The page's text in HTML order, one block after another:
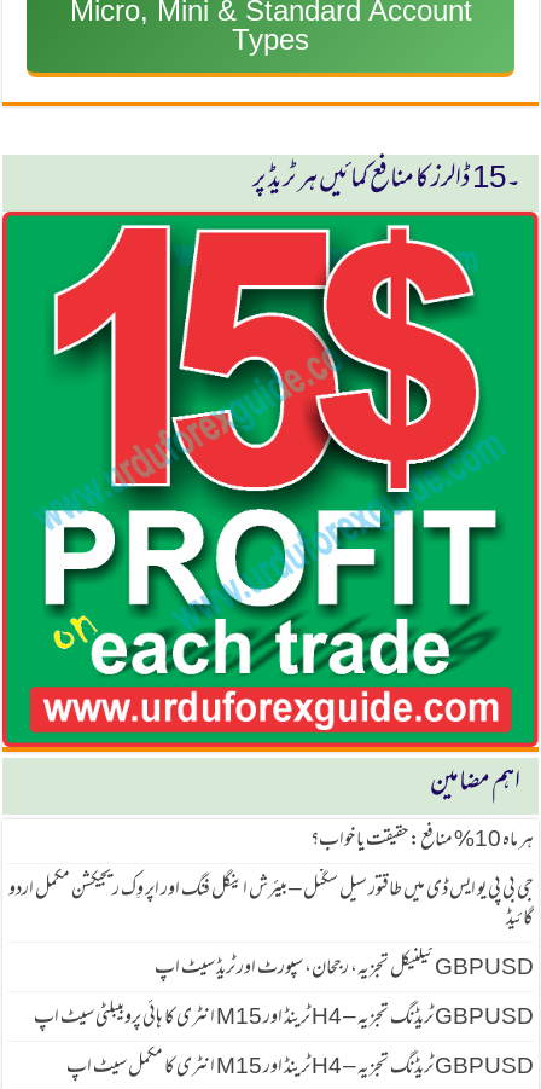
Micro, Mini & Standard Account
Types
۔15 ڈالرز كا منافع كمائیں ہر ٹریڈ پر
اہم مضامین
ہر ماہ 10% منافع: حقیقت یا خواب؟
جی بی پی یو ایس ڈی میں طاقتور سیل سگنل – بیئرش اینگل فنگ اور اپر وِک ریجیکشن مکمل اردو
گائیڈ
GBPUSD ٹیکنیکل تجزیہ، رجحان، سپورٹ اور ٹریڈ سیٹ اپ
GBPUSD ٹریڈنگ تجزیہ – H4 ٹرینڈ اور M15 انٹری کا ہائی پروبیبلٹی سیٹ اپ
GBPUSD ٹریڈنگ تجزیہ – H4 ٹرینڈ اور M15 انٹری کا مکمل سیٹ اپ